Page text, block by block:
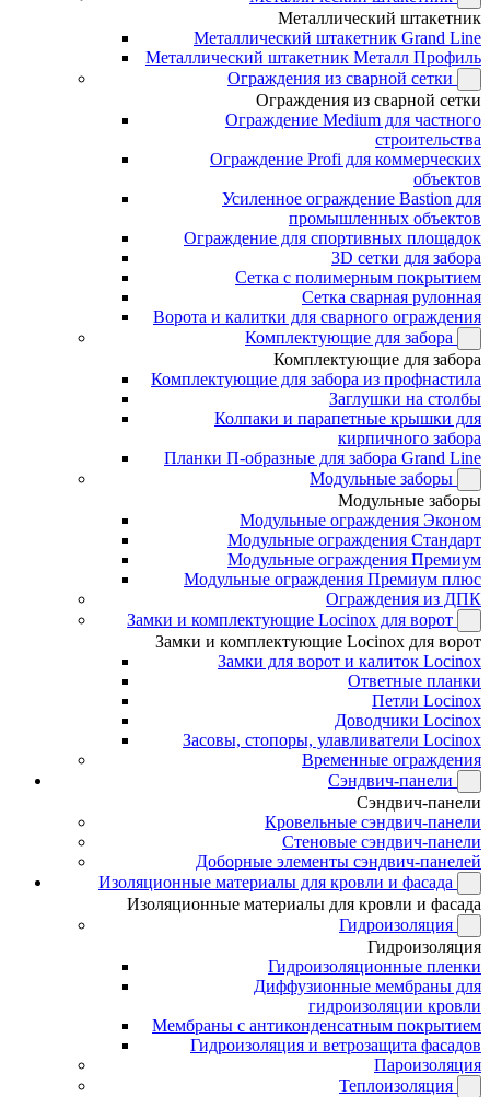
Металлический штакетник
Металлический штакетник Grand Line
Металлический штакетник Металл Профиль
Ограждения из сварной сетки
Ограждения из сварной сетки
Ограждение Medium для частного
строительства
Ограждение Profi для коммерческих
объектов
Усиленное ограждение Bastion для
промышленных объектов
Ограждение для спортивных площадок
3D сетки для забора
Сетка с полимерным покрытием
Сетка сварная рулонная
Ворота и калитки для сварного ограждения
Комплектующие для забора
Комплектующие для забора
Комплектующие для забора из профнастила
Заглушки на столбы
Колпаки и парапетные крышки для
кирпичного забора
Планки П-образные для забора Grand Line
Модульные заборы
Модульные заборы
Модульные ограждения Эконом
Модульные ограждения Стандарт
Модульные ограждения Премиум
Модульные ограждения Премиум плюс
Ограждения из ДПК
Замки и комплектующие Locinox для ворот
Замки и комплектующие Locinox для ворот
Замки для ворот и калиток Locinox
Ответные планки
Петли Locinox
Доводчики Locinox
Засовы, стопоры, улавливатели Locinox
Временные ограждения
Сэндвич-панели
Сэндвич-панели
Кровельные сэндвич-панели
Стеновые сэндвич-панели
Доборные элементы сэндвич-панелей
Изоляционные материалы для кровли и фасада
Изоляционные материалы для кровли и фасада
Гидроизоляция
Гидроизоляция
Гидроизоляционные пленки
Диффузионные мембраны для
гидроизоляции кровли
Мембраны с антиконденсатным покрытием
Гидроизоляция и ветрозащита фасадов
Пароизоляция
Теплоизоляция